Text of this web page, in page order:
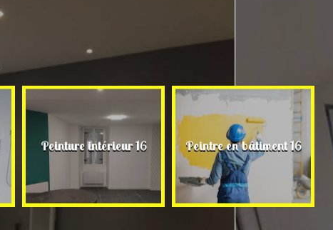
Peinture intérieur 16 Peintre en bâtiment 16